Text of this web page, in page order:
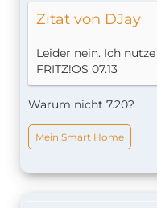
Zitat von DJay
Leider nein. Ich
FRITZ!OS 07.13
Warum nicht 7.20?
Mein Smart Home